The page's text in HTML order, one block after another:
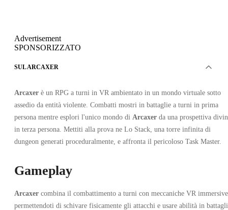
Advertisement
SPONSORIZZATO
SUL ARCAXER
Arcaxer è un RPG a turni in VR ambientato in un mondo virtuale sotto
assedio da entità violente. Combatti mostri in battaglie a turni in prima
persona mentre esplori l'unico mondo di Arcaxer da una prospettiva
in terza persona. Mettiti alla prova ne Lo Stack, una torre infinita di
dungeon generati proceduralmente, e affronta il pericoloso Task Master.
Gameplay
Arcaxer combina il combattimento a turni con meccaniche VR
permettendoti di schivare fisicamente gli attacchi e usare abilità in